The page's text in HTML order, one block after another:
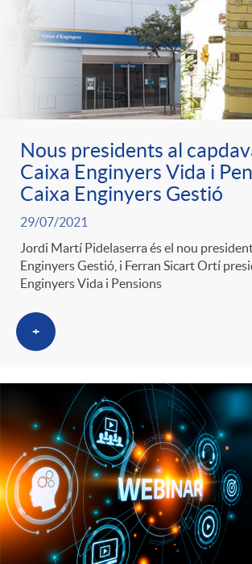
S
a
l
a
d
e
p
r
ó
e
r
c
a
t
e
g
o
r
n
i
d
o
A
n
c
l
a
c
a
d
o
r
d
e
c
o
Nous presidents al
Caixa Enginyers Vida i
Caixa Enginyers Gestió
29/07/2021
Jordi Martí Pidelaserra és el nou
Enginyers Gestió, i Ferran Sicart Ortí
Enginyers Vida i Pensions
+